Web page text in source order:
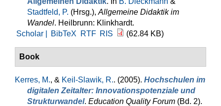
Stadtfeld, P. (Hrsg.), Allgemeine Didaktik im
Wandel. Heilbrunn: Klinkhardt.
Scholar |
BibTeX RTF RIS (62.84 KB)
Book
Kerres, M., & Keil-Slawik, R.. (2005). Hochschulen im
digitalen Zeitalter: Innovationspotenziale und
Strukturwandel. Education Quality Forum (Bd. 2).